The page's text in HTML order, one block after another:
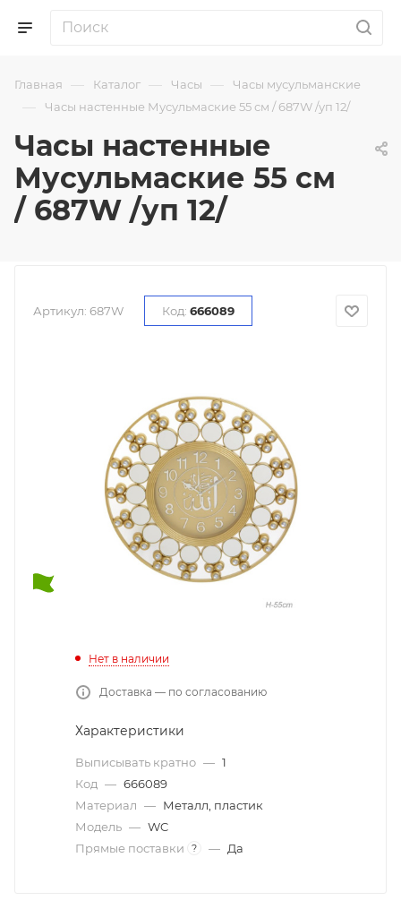
Главная — Каталог — Часы — Часы мусульманские
— Часы настенные Мусульмаские 55 см / 687W /уп 12/
Часы настенные
Мусульмаские 55 см
/ 687W /уп 12/
Артикул: 687W Код: 666089
Нет в наличии
Доставка — по согласованию
Характеристики
Выписывать кратно — 1
Код — 666089
Материал — Металл, пластик
Модель — WC
Прямые поставки
? — Да